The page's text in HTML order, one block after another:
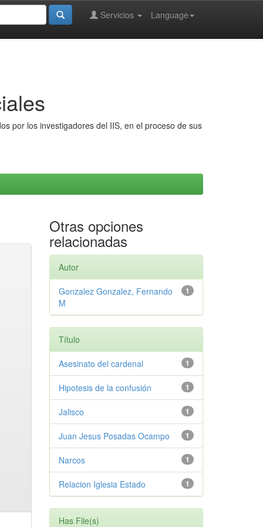
Language
Servicios
por los investigadores del IIS, en el proceso de sus
Otras opciones
relacionadas
Autor
1
Gonzalez Gonzalez, Fernando
M
Título
1
Asesinato del cardenal
1
Hipotesis de la confusión
1
Jalisco
1
Juan Jesus Posadas Ocampo
1
Narcos
1
Relacion Iglesia Estado
Has File(s)